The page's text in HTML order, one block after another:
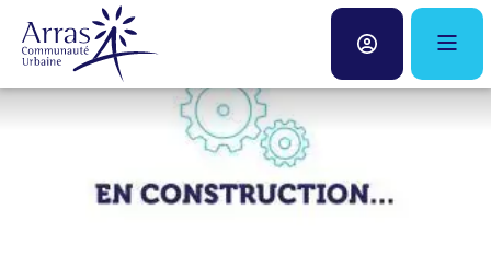
Panneau de gestion des cookies
Fenêtre
de